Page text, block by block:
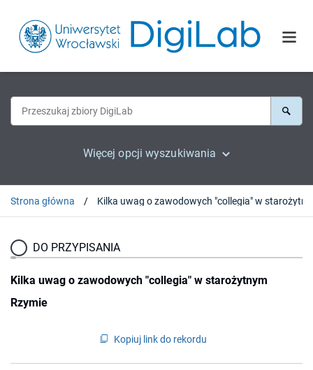
Więcej opcji wyszukiwania
Strona główna
DO PRZYPISANIA
Kilka uwag o zawodowych "collegia" w starożytnym
Rzymie
Kopiuj link do rekordu